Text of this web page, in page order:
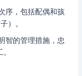
序，包括配偶和孩
）。
智的管理措施，忠